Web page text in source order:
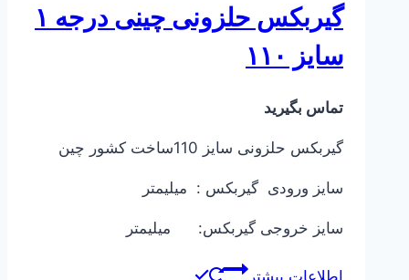
گیربکس حلزونی چینی درجه ۱
سایز ۱۱۰
تماس بگیرید
گیربکس حلزونی سایز 110ساخت کشور چین
سایز ورودی گیربکس : میلیمتر
سایز خروجی گیربکس: میلیمتر